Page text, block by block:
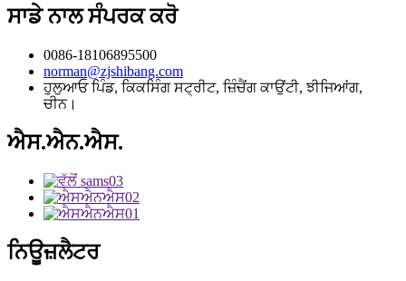
ਸਾਡੇ ਨਾਲ ਸੰਪਰਕ ਕਰੋ
0086-18106895500
norman@zjshibang.com
ਹੁਲੁਆਓ ਪਿੰਡ, ਕਿਕਸਿੰਗ ਸਟ੍ਰੀਟ, ਜ਼ਿੰਚੈਂਗ ਕਾਉਂਟੀ, ਝੀਜਿਆਂਗ,
ਚੀਨ।
ਐਸ.ਐਨ.ਐਸ.
ਨਿਊਜ਼ਲੈਟਰ